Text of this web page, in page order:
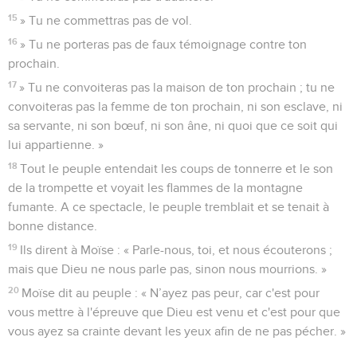
15 » Tu ne commettras pas de vol.
16 » Tu ne porteras pas de faux témoignage contre ton
prochain.
17 » Tu ne convoiteras pas la maison de ton prochain ; tu ne
convoiteras pas la femme de ton prochain, ni son esclave, ni
sa servante, ni son bœuf, ni son âne, ni quoi que ce soit qui
lui appartienne. »
18 Tout le peuple entendait les coups de tonnerre et le son
de la trompette et voyait les flammes de la montagne
fumante. A ce spectacle, le peuple tremblait et se tenait à
bonne distance.
19 Ils dirent à Moïse : « Parle-nous, toi, et nous écouterons ;
mais que Dieu ne nous parle pas, sinon nous mourrions. »
20 Moïse dit au peuple : « N’ayez pas peur, car c'est pour
vous mettre à l'épreuve que Dieu est venu et c'est pour que
vous ayez sa crainte devant les yeux afin de ne pas pécher. »